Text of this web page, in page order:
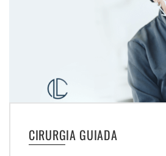
CIRURGIA GUIADA